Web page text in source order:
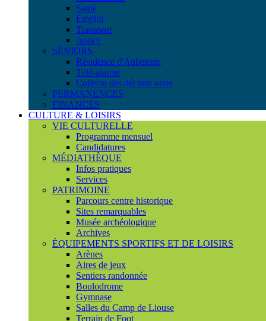
Santé
Emploi
Transport
Justice
SÉNIORS
Résidence d'Aubeterre
Télé-alarme
Collecte des déchets verts
PERMANENCES
FINANCES
CULTURE & LOISIRS
VIE CULTURELLE
Programme mensuel
Candidatures
MÉDIATHÈQUE
Infos pratiques
Services
PATRIMOINE
Parcours centre historique
Sites remarquables
Musée archéologique
Archives
ÉQUIPEMENTS SPORTIFS ET DE LOISIRS
Arènes
Aires de jeux
Sentiers randonnée
Boulodrome
Gymnase
Salles du Camp de Liouse
Terrain de Foot